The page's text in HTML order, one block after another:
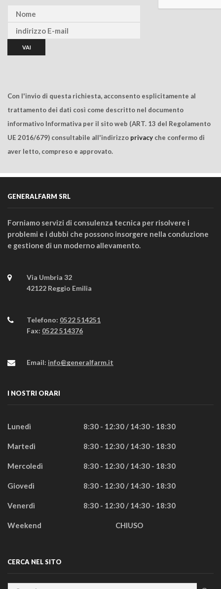
Con l'invio di questa richiesta, acconsento esplicitamente al
trattamento dei dati così come descritto nel documento
informativo Informativa per il sito web (ART. 13 del Regolamento
UE 2016/679) consultabile all'indirizzo privacy che confermo di
aver letto, compreso e approvato.
GENERALFARM SRL
Forniamo servizi di consulenza tecnica per risolvere i
problemi e i dubbi che possono insorgere nella conduzione
e gestione di un moderno allevamento.
Via Umbria 32
42122 Reggio Emilia
Telefono: 0522 514251
Fax: 0522 514376
Email: info@generalfarm.it
I NOSTRI ORARI
Lunedì 8:30 - 12:30 / 14:30 - 18:30
Martedì 8:30 - 12:30 / 14:30 - 18:30
Mercoledì 8:30 - 12:30 / 14:30 - 18:30
Giovedì 8:30 - 12:30 / 14:30 - 18:30
Venerdì 8:30 - 12:30 / 14:30 - 18:30
Weekend CHIUSO
CERCA NEL SITO